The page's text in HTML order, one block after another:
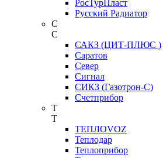
РосТурПласт
Русский Радиатор
С
С
САКЗ (ЦИТ-ПЛЮС )
Саратов
Север
Сигнал
СИКЗ (Газотрон-С)
Счетприбор
Т
Т
ТЕПЛОVOZ
Теплодар
Теплоприбор